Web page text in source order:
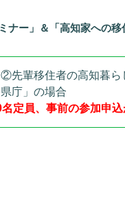
ナー」＆「高知家への移
輩移住者の高知暮
庁」の場合
定員、事前の参加申